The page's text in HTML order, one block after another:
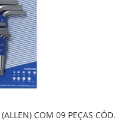
COM 09 PEÇAS CÓD.